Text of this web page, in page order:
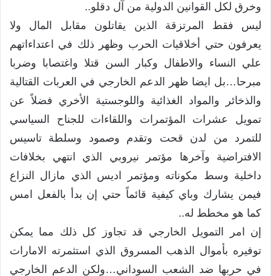
وخرق لكل القوانين الدولية من آل دقلو..
ليس فقط المرتزقة الذين يقاتلون مقابل المال ولا
يعرفون حتي أخلاقيات الحرب وظهر ذلك في اعتداءاتهم
علي النساء والاطفال وكبار السن قتلا واغتصابا وضربا
مبرحا…بل ايضا ظهر الدعم الخارجي في العربات القتالية
والذخائر والمواد الغذائية واللوجستية الأخري فضلاً عن
تمويل عشرات المؤتمرات واللقاءات للجناح السياسي
للتمرد من لدن قحت وتقدم وصمود وسلطة تاسيس
الافتراضية وآخرها مؤتمر نيروبي الذي انتهي بخلافات
داخلية وسط مكوناته ومؤتمر اديس الذي مازال النزاع
فيمن يشارك وباي كيفية قائماً حتي إن بدأ بالفعل امس
كما هو مخطط له..
إن امر التمويل الخارجي قد تجاوز كل ذلك مما يمكن
توفيره بأموال الذهب المسروق الذي استثمرته الامارات
في حربها ضد الشعب السوداني…ولكن الدعم الخارجي